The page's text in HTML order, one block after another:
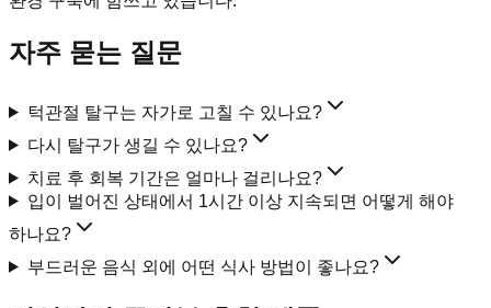
자주 묻는 질문
턱관절 탈구는 자가로 고칠 수 있나요?
다시 탈구가 생길 수 있나요?
치료 후 회복 기간은 얼마나 걸리나요?
입이 벌어진 상태에서 1시간 이상 지속되면 어떻게 해야
하나요?
부드러운 음식 외에 어떤 식사 방법이 좋나요?